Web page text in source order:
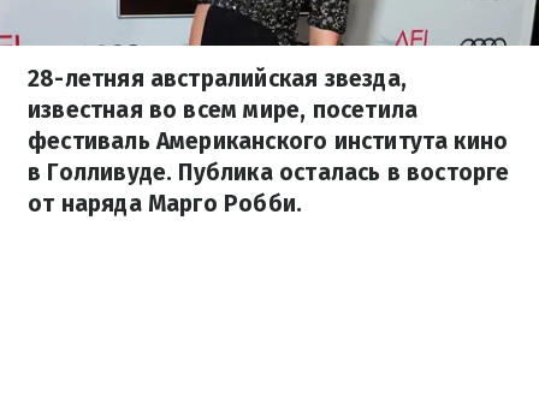
28-летняя австралийская звезда,
известная во всем мире, посетила
фестиваль Американского института кино
в Голливуде. Публика осталась в восторге
от наряда Марго Робби.